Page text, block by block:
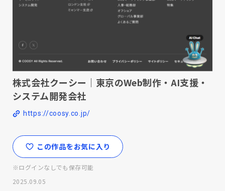
株式会社クーシー｜東京のWeb制作・AI支援・
システム開発会社
https://coosy.co.jp/
この作品をお気に入り
※ログインなしでも保存可能
2025.09.05